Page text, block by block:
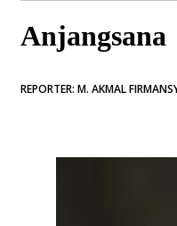
Anjangsana
REPORTER: M. AKMAL